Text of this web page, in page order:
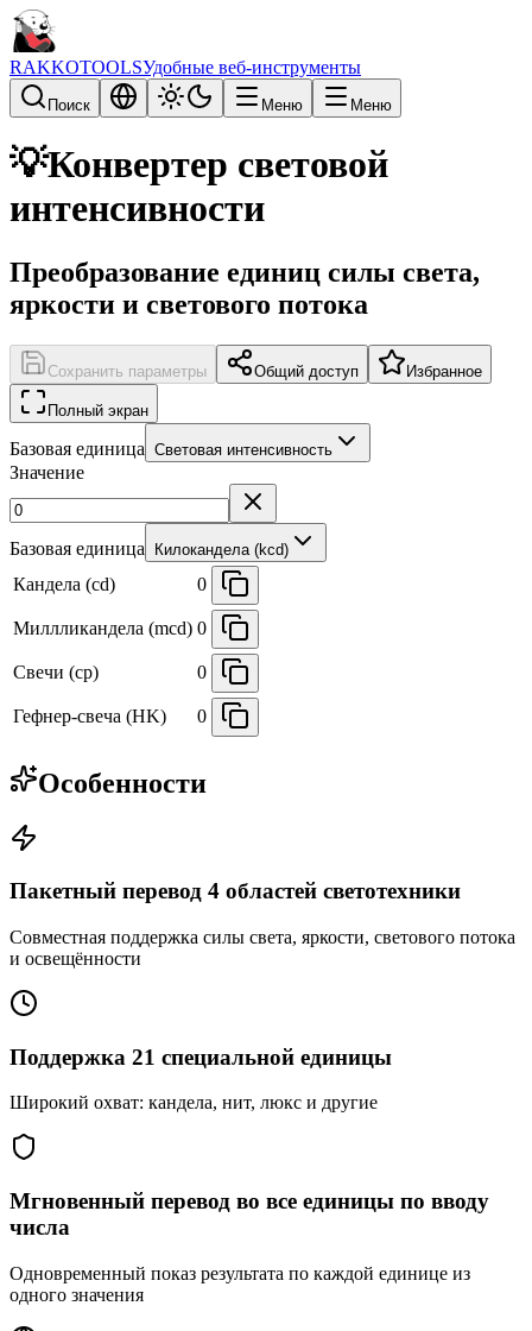
RAKKOTOOLSУдобные веб-инструменты
Поиск Меню Меню
💡Конвертер световой
интенсивности
Преобразование единиц силы света,
яркости и светового потока
Сохранить параметры Общий доступ Избранное
Полный экран
Базовая единица Световая интенсивность
Значение
Базовая единица Килокандела (kcd)
Кандела (cd) 0
Миллликандела (mcd) 0
Свечи (cp) 0
Гефнер-свеча (HK) 0
Особенности
Пакетный перевод 4 областей светотехники
Совместная поддержка силы света, яркости, светового потока
и освещённости
Поддержка 21 специальной единицы
Широкий охват: кандела, нит, люкс и другие
Мгновенный перевод во все единицы по вводу
числа
Одновременный показ результата по каждой единице из
одного значения